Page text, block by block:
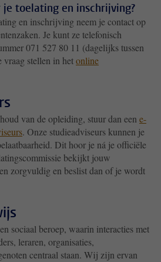
je toelating en inschrijving?
en inschrijving neem je contact op
Je kunt ze telefonisch
071 527 80 11 (dagelijks tussen
vraag stellen in hetonline
van de opleiding, stuur dan een e-
. Onze studieadviseurs kunnen je
Dit hoor je ná je officiële
bekijkt jouw
zorgvuldig en beslist dan of je wordt
sociaal beroep, waarin interacties met
leraren, organisaties,
centraal staan. Wij zijn ervan